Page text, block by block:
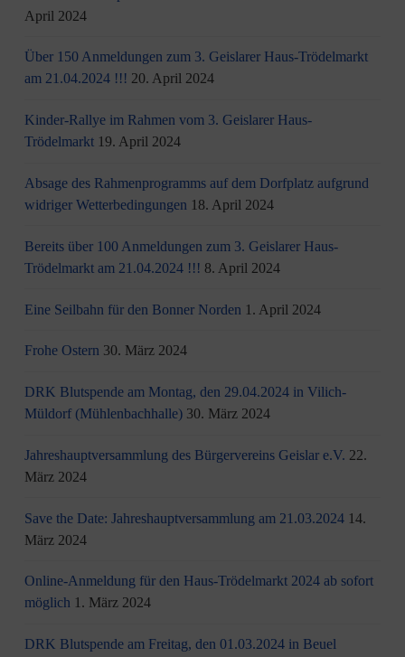
April 2024
Über 150 Anmeldungen zum 3. Geislarer Haus-Trödelmarkt
am 21.04.2024 !!! 20. April 2024
Kinder-Rallye im Rahmen vom 3. Geislarer Haus-
Trödelmarkt 19. April 2024
Absage des Rahmenprogramms auf dem Dorfplatz aufgrund
widriger Wetterbedingungen 18. April 2024
Bereits über 100 Anmeldungen zum 3. Geislarer Haus-
Trödelmarkt am 21.04.2024 !!! 8. April 2024
Eine Seilbahn für den Bonner Norden 1. April 2024
Frohe Ostern 30. März 2024
DRK Blutspende am Montag, den 29.04.2024 in Vilich-
Müldorf (Mühlenbachhalle) 30. März 2024
Jahreshauptversammlung des Bürgervereins Geislar e.V. 22.
März 2024
Save the Date: Jahreshauptversammlung am 21.03.2024 14.
März 2024
Online-Anmeldung für den Haus-Trödelmarkt 2024 ab sofort
möglich 1. März 2024
DRK Blutspende am Freitag, den 01.03.2024 in Beuel